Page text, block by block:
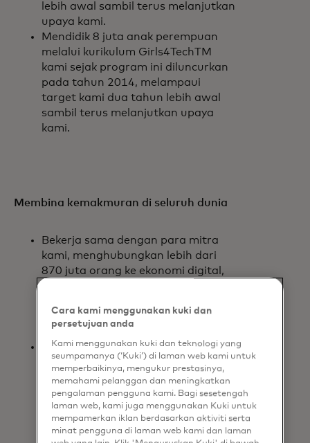
lebih awal sambil terus melanjutkan
upaya kami.
Mendidik 8 juta anak perempuan
melalui kurikulum Girls4TechTM
kami sejak program ini diluncurkan
pada tahun 2014, melampaui
target kami dua tahun lebih awal
sambil terus melanjutkan upaya
kami.
Membina kemakmuran di seluruh dunia
Bekerja sama dengan para mitra
kami, menghubungkan lebih dari
870 juta orang ke ekonomi digital,
usaha kecil, mendekati target kami
sebesar 50 juta pada tahun 2025.
Memberikan solusi kepada 37 juta
pengusaha wanita yang dapat
membantu mereka
mengembangkan bisnis mereka,
melampaui target kami sebesar 25
juta; kami akan terus fokus untuk
mendukung pengusaha wanita
Cara kami menggunakan kuki dan
persetujuan anda
Kami menggunakan kuki dan teknologi yang
seumpamanya (‘Kuki’) di laman web kami untuk
memperbaikinya, mengukur prestasinya,
memahami pelanggan dan meningkatkan
pengalaman pengguna kami. Bagi sesetengah
laman web, kami juga menggunakan Kuki untuk
mempamerkan iklan berdasarkan aktiviti serta
minat pengguna di laman web kami dan laman